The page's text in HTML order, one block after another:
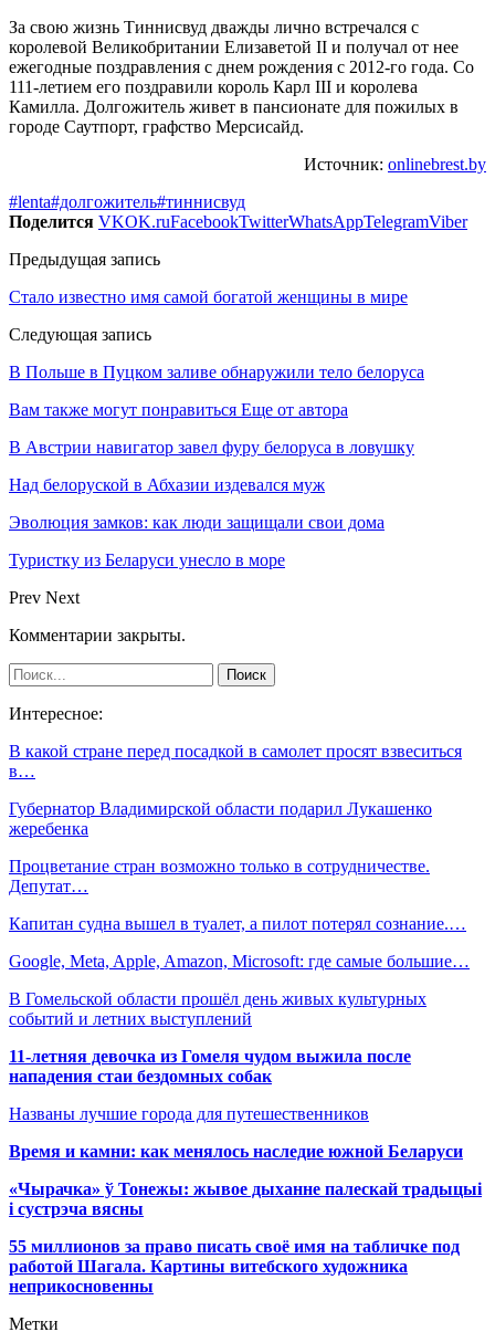
За свою жизнь Тиннисвуд дважды лично встречался с
королевой Великобритании Елизаветой II и получал от нее
ежегодные поздравления с днем рождения с 2012-го года. Со
111-летием его поздравили король Карл III и королева
Камилла. Долгожитель живет в пансионате для пожилых в
городе Саутпорт, графство Мерсисайд.
Источник: onlinebrest.by
#lenta#долгожитель#тиннисвуд
Поделится VKOK.ruFacebookTwitterWhatsAppTelegramViber
Предыдущая запись
Стало известно имя самой богатой женщины в мире
Следующая запись
В Польше в Пуцком заливе обнаружили тело белоруса
Вам также могут понравиться Еще от автора
В Австрии навигатор завел фуру белоруса в ловушку
Над белоруской в Абхазии издевался муж
Эволюция замков: как люди защищали свои дома
Туристку из Беларуси унесло в море
Prev Next
Комментарии закрыты.
Интересное:
В какой стране перед посадкой в самолет просят взвеситься
в…
Губернатор Владимирской области подарил Лукашенко
жеребенка
Процветание стран возможно только в сотрудничестве.
Депутат…
Капитан судна вышел в туалет, а пилот потерял сознание.…
Google, Meta, Apple, Amazon, Microsoft: где самые большие…
В Гомельской области прошёл день живых культурных
событий и летних выступлений
11-летняя девочка из Гомеля чудом выжила после
нападения стаи бездомных собак
Названы лучшие города для путешественников
Время и камни: как менялось наследие южной Беларуси
«Чырачка» ў Тонежы: жывое дыханне палескай традыцыі
і сустрэча вясны
55 миллионов за право писать своё имя на табличке под
работой Шагала. Картины витебского художника
неприкосновенны
Метки